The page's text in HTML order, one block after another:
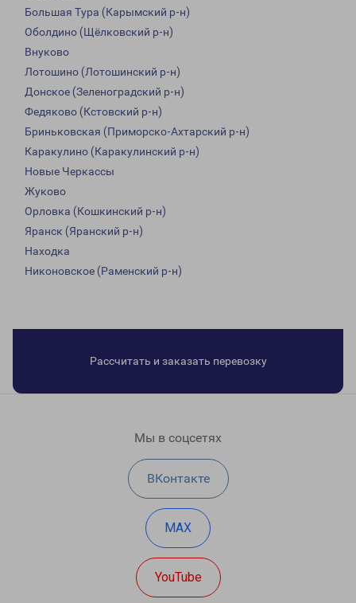
Большая Тура (Карымский р-н)
Оболдино (Щёлковский р-н)
Внуково
Лотошино (Лотошинский р-н)
Донское (Зеленоградский р-н)
Федяково (Кстовский р-н)
Бриньковская (Приморско-Ахтарский р-н)
Каракулино (Каракулинский р-н)
Новые Черкассы
Жуково
Орловка (Кошкинский р-н)
Яранск (Яранский р-н)
Находка
Никоновское (Раменский р-н)
Рассчитать и заказать перевозку
Мы в соцсетях
ВКонтакте
MAX
YouTube